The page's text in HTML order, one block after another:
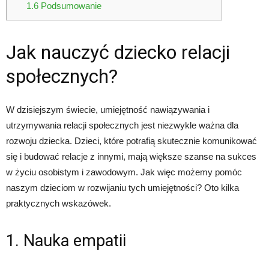
1.6Podsumowanie
Jak nauczyć dziecko relacji
społecznych?
W dzisiejszym świecie, umiejętność nawiązywania i
utrzymywania relacji społecznych jest niezwykle ważna dla
rozwoju dziecka. Dzieci, które potrafią skutecznie komunikować
się i budować relacje z innymi, mają większe szanse na sukces
w życiu osobistym i zawodowym. Jak więc możemy pomóc
naszym dzieciom w rozwijaniu tych umiejętności? Oto kilka
praktycznych wskazówek.
1. Nauka empatii